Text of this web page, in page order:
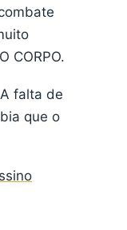
CORPO.
falta de
que o